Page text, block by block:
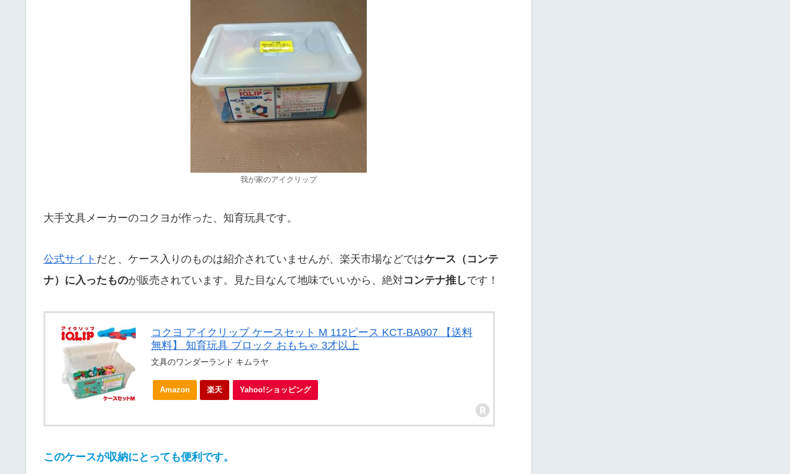
我が家のアイクリップ
大手文具メーカーのコクヨが作った、知育玩具です。
公式サイト だと、ケース入りのものは紹介されていませんが、楽天市場などではケース（コンテ
ナ）に入ったものが販売されています。見た目なんて地味でいいから、絶対コンテナ推しです！
コクヨ アイクリップ ケースセット M 112ピース KCT-BA907 【送料
無料】 知育玩具 ブロック おもちゃ 3才以上
文具のワンダーランド キムラヤ
Amazon 楽天 Yahoo!ショッピング
このケースが収納にとっても便利です。